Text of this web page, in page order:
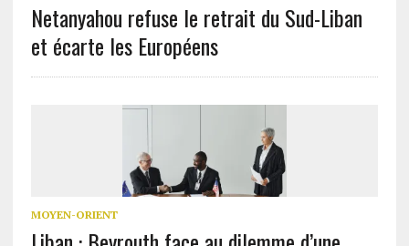
Netanyahou refuse le retrait du Sud-Liban
et écarte les Européens
MOYEN-ORIENT